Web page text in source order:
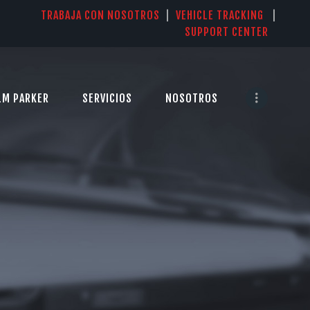
TRABAJA CON NOSOTROS VEHICLE TRACKING
SUPPORT CENTER
PARKER SERVICIOS NOSOTROS